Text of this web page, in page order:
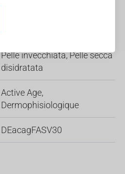
Pelle invecchiata,Pelle secca
disidratata
Active Age,
Dermophisiologique
DEacagFASV30